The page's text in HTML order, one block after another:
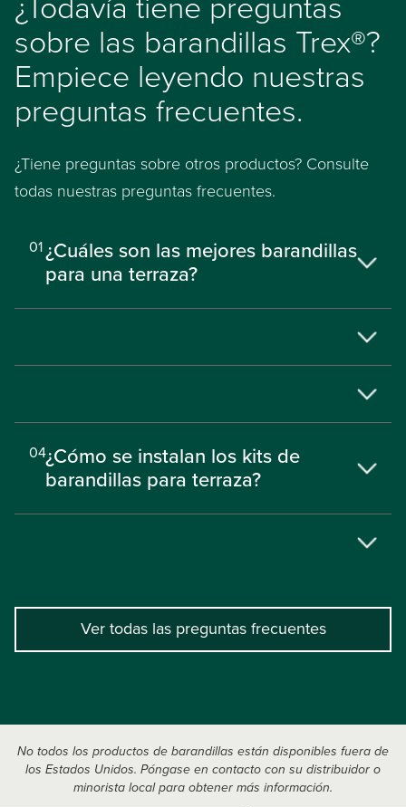
sobre las barandillas Trex®?
Empiece leyendo nuestras
preguntas frecuentes.
¿Tiene preguntas sobre otros productos? Consulte
todas nuestras preguntas frecuentes.
01¿Cuáles son las mejores barandillas
para una terraza?
04¿Cómo se instalan los kits de
barandillas para terraza?
Ver todas las preguntas frecuentes
No todos los productos de barandillas están disponibles fuera de
los Estados Unidos. Póngase en contacto con su distribuidor o
minorista local para obtener más información.